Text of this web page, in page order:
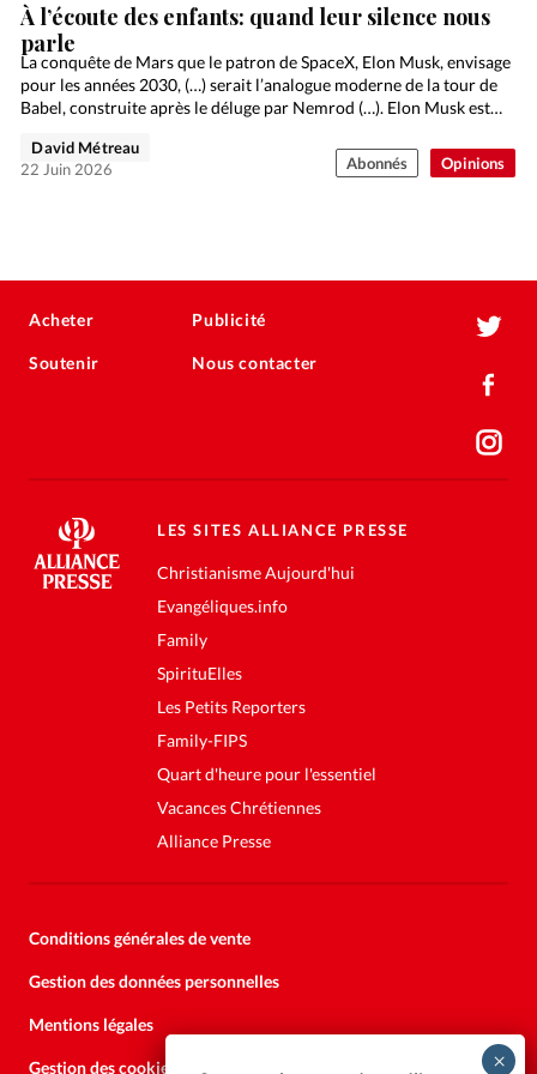
Opinions
À l’écoute des enfants: quand leur silence nous
parle
La conquête de Mars que le patron de SpaceX, Elon Musk, envisage
pour les années 2030, (…) serait l’analogue moderne de la tour de
Babel, construite après le déluge par Nemrod (…). Elon Musk est…
David Métreau
22 Juin 2026
Abonnés
Acheter
Soutenir
Publicité
Nous contacter
LES SITES ALLIANCE PRESSE
Christianisme Aujourd'hui
Evangéliques.info
Family
SpirituElles
Les Petits Reporters
Family-FIPS
Quart d'heure pour l'essentiel
Vacances Chrétiennes
Alliance Presse
Conditions générales de vente
Gestion des données personnelles
Mentions légales
Gestion des cookies